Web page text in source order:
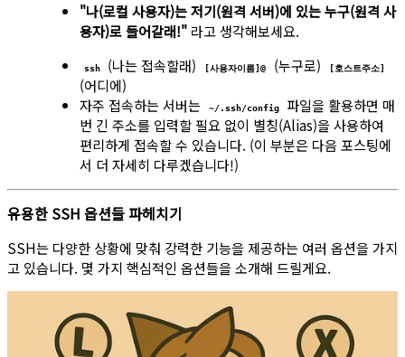
"나(로컬 사용자)는 저기(원격 서버)에 있는 누구(원격 사
용자)로 들어갈래!" 라고 생각해보세요.
ssh (나는 접속할래) [사용자이름]@ (누구로) [호스트주소]
(어디에)
자주 접속하는 서버는
~/.ssh/config
파일을 활용하면 매
번 긴 주소를 입력할 필요 없이 별칭(Alias)을 사용하여
편리하게 접속할 수 있습니다. (이 부분은 다음 포스팅에
서 더 자세히 다루겠습니다!)
유용한 SSH 옵션들 파헤치기
SSH는 다양한 상황에 맞춰 강력한 기능을 제공하는 여러 옵션을 가지
고 있습니다. 몇 가지 핵심적인 옵션들을 소개해 드릴게요.